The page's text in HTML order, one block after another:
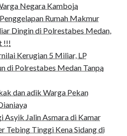
Negara Kamboja
Rumah Makmur
Dingin di Polrestabes Medan,
!!!
Kerugian 5 Miliar, LP
di Polrestabes Medan Tanpa
dan adik Warga Pekan
Asyik Jalin Asmara di Kamar
Tebing Tinggi Kena Sidang di